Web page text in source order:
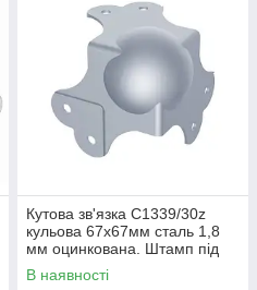
Кутова зв'язка C1339/30z
кульова 67х67мм сталь 1,8
мм оцинкована. Штамп під
профіль 31х31мм. Для
профілю з
В наявності